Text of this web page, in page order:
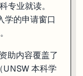
专业就读。
学的申请窗口
助内容覆盖了
本科学